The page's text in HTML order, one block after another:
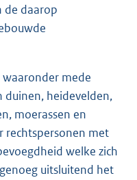
de daarop
mede
duinen, heidevelden,
moerassen en
rechtspersonen met
welke zich
uitsluitend het